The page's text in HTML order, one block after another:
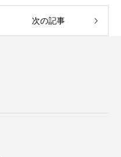
次の記事